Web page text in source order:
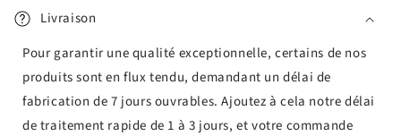
Livraison
Pour garantir une qualité exceptionnelle, certains de nos
produits sont en flux tendu, demandant un délai de
fabrication de 7 jours ouvrables. Ajoutez à cela notre délai
de traitement rapide de 1 à 3 jours, et votre commande